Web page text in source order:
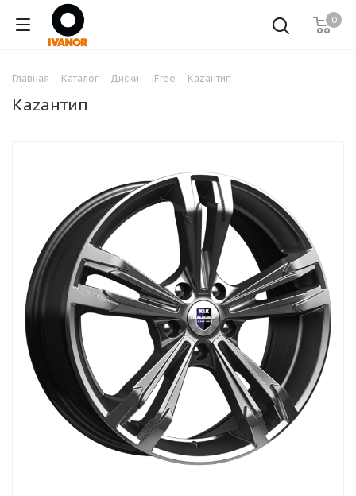
0
Главная - Каталог - Диски - iFree - Кazaнтип
Кazaнтип